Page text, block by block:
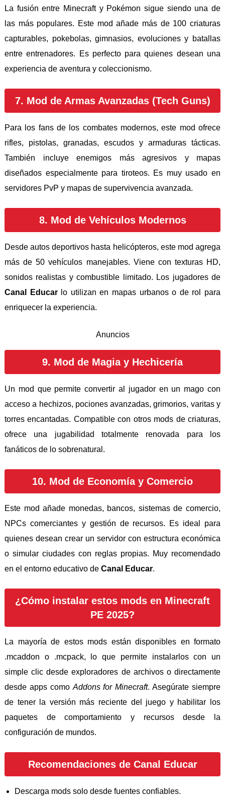
La fusión entre Minecraft y Pokémon sigue siendo una de
las más populares. Este mod añade más de 100 criaturas
capturables, pokebolas, gimnasios, evoluciones y batallas
entre entrenadores. Es perfecto para quienes desean una
experiencia de aventura y coleccionismo.
7. Mod de Armas Avanzadas (Tech Guns)
Para los fans de los combates modernos, este mod ofrece
rifles, pistolas, granadas, escudos y armaduras tácticas.
También incluye enemigos más agresivos y mapas
diseñados especialmente para tiroteos. Es muy usado en
servidores PvP y mapas de supervivencia avanzada.
8. Mod de Vehículos Modernos
Desde autos deportivos hasta helicópteros, este mod agrega
más de 50 vehículos manejables. Viene con texturas HD,
sonidos realistas y combustible limitado. Los jugadores de
Canal Educarlo utilizan en mapas urbanos o de rol para
enriquecer la experiencia.
Anuncios
9. Mod de Magia y Hechicería
Un mod que permite convertir al jugador en un mago con
acceso a hechizos, pociones avanzadas, grimorios, varitas y
torres encantadas. Compatible con otros mods de criaturas,
ofrece una jugabilidad totalmente renovada para los
fanáticos de lo sobrenatural.
10. Mod de Economía y Comercio
Este mod añade monedas, bancos, sistemas de comercio,
NPCs comerciantes y gestión de recursos. Es ideal para
quienes desean crear un servidor con estructura económica
o simular ciudades con reglas propias. Muy recomendado
en el entorno educativo de Canal Educar.
¿Cómo instalar estos mods en Minecraft
PE 2025?
La mayoría de estos mods están disponibles en formato
.mcaddon o .mcpack, lo que permite instalarlos con un
simple clic desde exploradores de archivos o directamente
desde apps como Addons for Minecraft. Asegúrate siempre
de tener la versión más reciente del juego y habilitar los
paquetes de comportamiento y recursos desde la
configuración de mundos.
Recomendaciones de Canal Educar
Descarga mods solo desde fuentes confiables.